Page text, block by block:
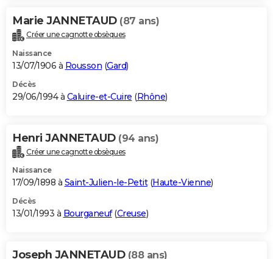
Marie JANNETAUD (87 ans)
Créer une cagnotte obsèques
Naissance
13/07/1906 à Rousson (Gard)
Décès
29/06/1994 à Caluire-et-Cuire (Rhône)
Henri JANNETAUD (94 ans)
Créer une cagnotte obsèques
Naissance
17/09/1898 à Saint-Julien-le-Petit(Haute-Vienne)
Décès
13/01/1993 à Bourganeuf(Creuse)
Joseph JANNETAUD (88 ans)